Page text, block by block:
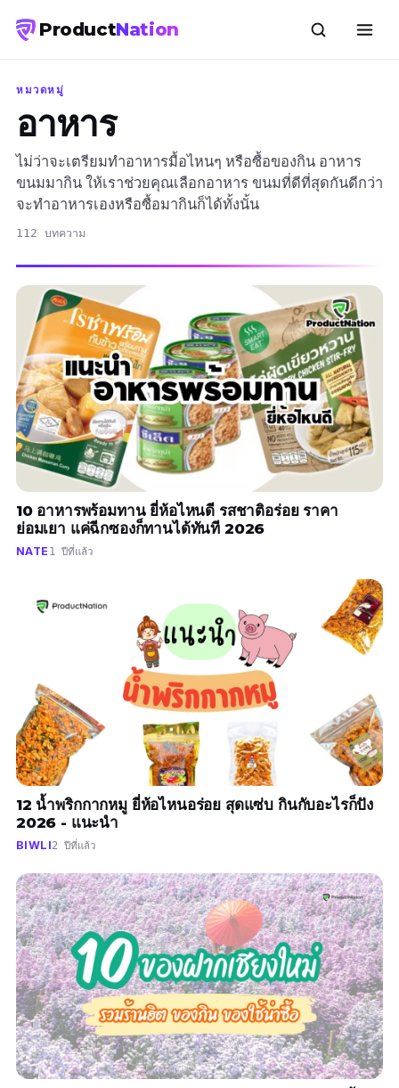
ProductNation
หมวดหมู่
อาหาร
ไม่ว่าจะเตรียมทำอาหารมื้อไหนๆ หรือซื้อของกิน อาหาร
ขนมมากิน ให้เราช่วยคุณเลือกอาหาร ขนมที่ดีที่สุดกันดีกว่า
จะทำอาหารเองหรือซื้อมากินก็ได้ทั้งนั้น
112 บทความ
10 อาหารพร้อมทาน ยี่ห้อไหนดี รสชาติอร่อย ราคา
ย่อมเยา แค่ฉีกซองก็ทานได้ทันที 2026
NATE 1 ปีที่แล้ว
12 น้ำพริกกากหมู ยี่ห้อไหนอร่อย สุดแซ่บ กินกับอะไรก็ปัง
2026 - แนะนำ
BIWLI2 ปีที่แล้ว